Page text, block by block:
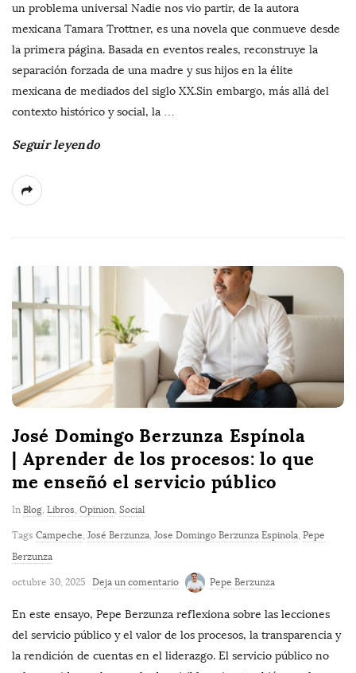
un problema universal Nadie nos vio partir, de la autora
mexicana Tamara Trottner, es una novela que conmueve desde
la primera página. Basada en eventos reales, reconstruye la
separación forzada de una madre y sus hijos en la élite
mexicana de mediados del siglo XX.Sin embargo, más allá del
contexto histórico y social, la …
Seguir leyendo
José Domingo Berzunza Espínola
| Aprender de los procesos: lo que
me enseñó el servicio público
In Blog Libros Opinion Social
Tags Campeche José Berzunza Jose Domingo Berzunza Espinola Pepe
Berzunza
octubre 30, 2025 Deja un comentario Pepe Berzunza
En este ensayo, Pepe Berzunza reflexiona sobre las lecciones
del servicio público y el valor de los procesos, la transparencia y
la rendición de cuentas en el liderazgo. El servicio público no